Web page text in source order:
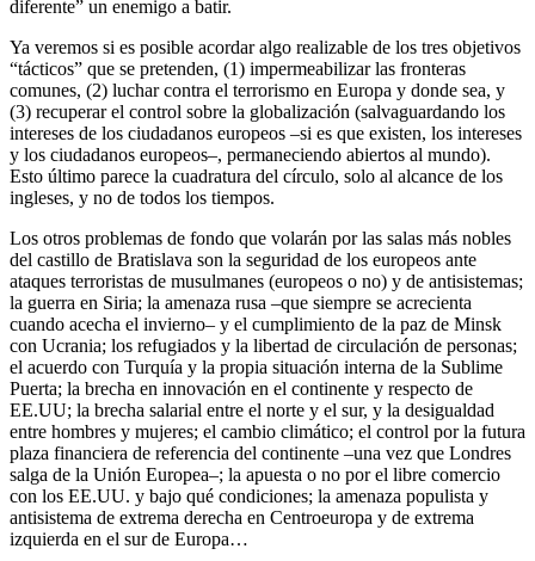
diferente” un enemigo a batir.
Ya veremos si es posible acordar algo realizable de los tres objetivos
“tácticos” que se pretenden, (1) impermeabilizar las fronteras
comunes, (2) luchar contra el terrorismo en Europa y donde sea, y
(3) recuperar el control sobre la globalización (salvaguardando los
intereses de los ciudadanos europeos –si es que existen, los intereses
y los ciudadanos europeos–, permaneciendo abiertos al mundo).
Esto último parece la cuadratura del círculo, solo al alcance de los
ingleses, y no de todos los tiempos.
Los otros problemas de fondo que volarán por las salas más nobles
del castillo de Bratislava son la seguridad de los europeos ante
ataques terroristas de musulmanes (europeos o no) y de antisistemas;
la guerra en Siria; la amenaza rusa –que siempre se acrecienta
cuando acecha el invierno– y el cumplimiento de la paz de Minsk
con Ucrania; los refugiados y la libertad de circulación de personas;
el acuerdo con Turquía y la propia situación interna de la Sublime
Puerta; la brecha en innovación en el continente y respecto de
EE.UU; la brecha salarial entre el norte y el sur, y la desigualdad
entre hombres y mujeres; el cambio climático; el control por la futura
plaza financiera de referencia del continente –una vez que Londres
salga de la Unión Europea–; la apuesta o no por el libre comercio
con los EE.UU. y bajo qué condiciones; la amenaza populista y
antisistema de extrema derecha en Centroeuropa y de extrema
izquierda en el sur de Europa…